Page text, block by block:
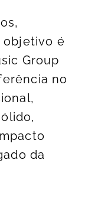
objetivo é
Group
no
da